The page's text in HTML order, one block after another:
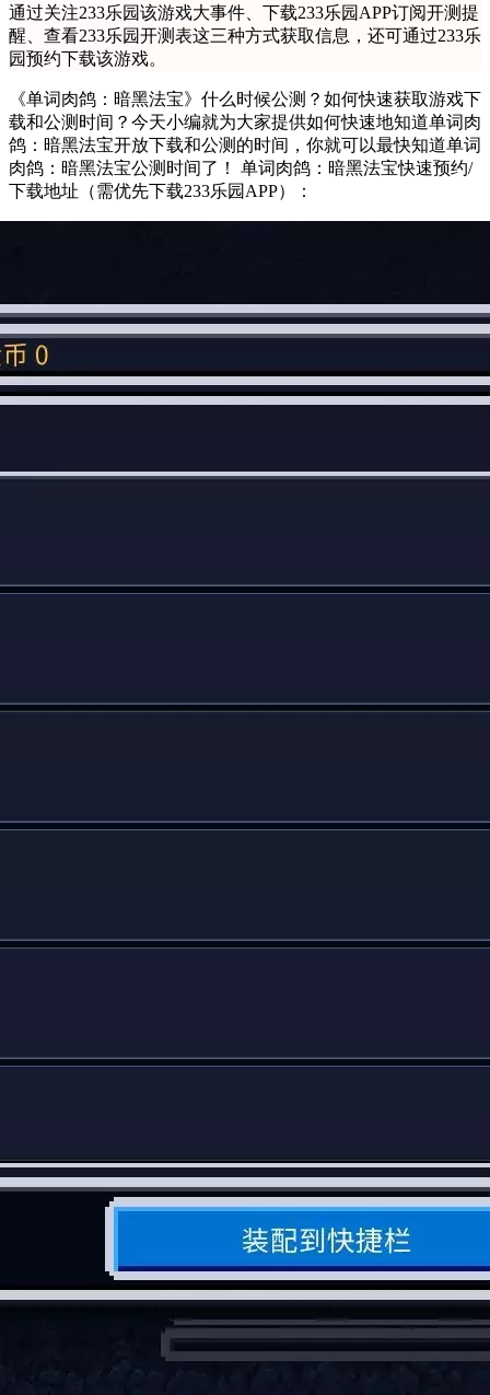
通过关注233乐园该游戏大事件、下载233乐园APP订阅开测提
醒、查看233乐园开测表这三种方式获取信息，还可通过233乐
园预约下载该游戏。
《单词肉鸽：暗黑法宝》什么时候公测？如何快速获取游戏下
载和公测时间？今天小编就为大家提供如何快速地知道单词肉
鸽：暗黑法宝开放下载和公测的时间，你就可以最快知道单词
肉鸽：暗黑法宝公测时间了！ 单词肉鸽：暗黑法宝快速预约/
下载地址（需优先下载233乐园APP）：